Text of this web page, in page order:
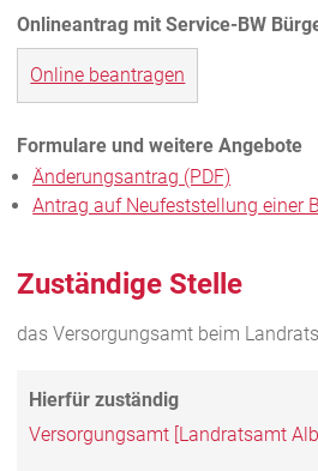
Online beantragen
Änderungsantrag (PDF)
Antrag auf Neufeststellung einer
Zuständige Stelle
das Versorgungsamt beim
Versorgungsamt [Landratsamt